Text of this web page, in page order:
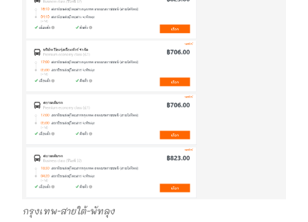
กรุงเทพ-สายใต้-พัทลุง